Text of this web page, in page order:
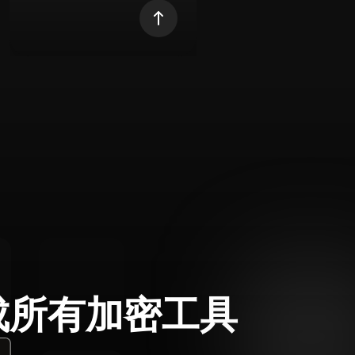
有加密工具